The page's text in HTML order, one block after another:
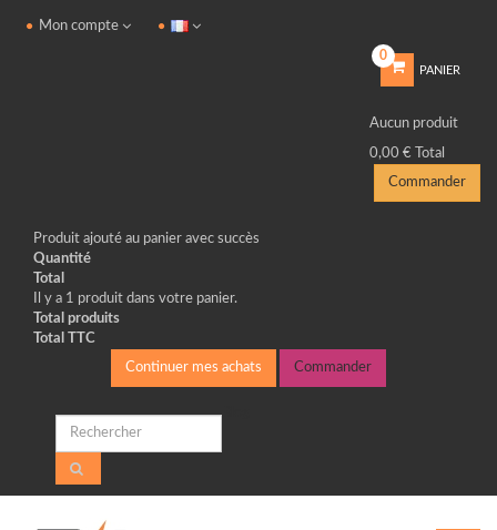
Mon compte
0
PANIER
Aucun produit
0,00 €
Total
Commander
Produit ajouté au panier avec succès
Quantité
Total
Il y a 1 produit dans votre panier.
Total produits
Total TTC
Continuer mes achats
Commander